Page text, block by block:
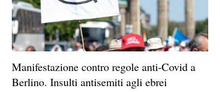
Manifestazione contro regole anti-Covid a
Berlino. Insulti antisemiti agli ebrei